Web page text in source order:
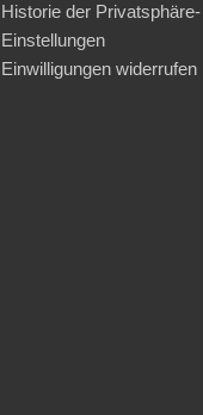
Historie der Privatsphäre-
Einstellungen
Einwilligungen widerrufen